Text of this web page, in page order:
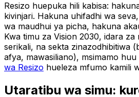
Resizo huepuka hili kabisa:
kivinjari. Hakuna uhifadhi wa
wa maudhui ya picha, hakuna
Kwa timu za Vision 2030, idara za
serikali, na sekta zinazodhibitiwa
afya, mawasiliano), msimamo huu
wa Resizo hueleza mfumo kamili
Utaratibu wa simu: